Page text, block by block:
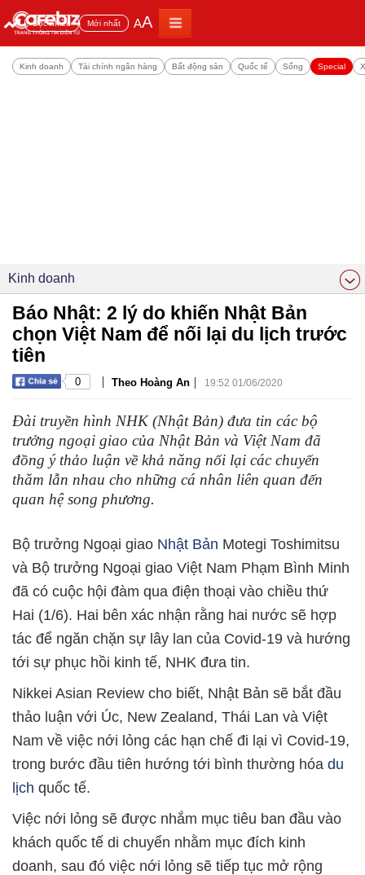
Đọc nhiều Mới nhất AA
Kinh doanh Tài chính ngân hàng Bất động sản Quốc tế Sống Special
Kinh doanh
Báo Nhật: 2 lý do khiến Nhật Bản
chọn Việt Nam để nối lại du lịch trước
tiên
0 | Theo Hoàng An | 19:52 01/06/2020
Đài truyền hình NHK (Nhật Bản) đưa tin các bộ
trưởng ngoại giao của Nhật Bản và Việt Nam đã
đồng ý thảo luận về khả năng nối lại các chuyến
thăm lẫn nhau cho những cá nhân liên quan đến
quan hệ song phương.
Bộ trưởng Ngoại giao Nhật Bản Motegi Toshimitsu
và Bộ trưởng Ngoại giao Việt Nam Phạm Bình Minh
đã có cuộc hội đàm qua điện thoại vào chiều thứ
Hai (1/6). Hai bên xác nhận rằng hai nước sẽ hợp
tác để ngăn chặn sự lây lan của Covid-19 và hướng
tới sự phục hồi kinh tế, NHK đưa tin.
Nikkei Asian Review cho biết, Nhật Bản sẽ bắt đầu
thảo luận với Úc, New Zealand, Thái Lan và Việt
Nam về việc nới lỏng các hạn chế đi lại vì Covid-19,
trong bước đầu tiên hướng tới bình thường hóa du
lịch quốc tế.
Việc nới lỏng sẽ được nhắm mục tiêu ban đầu vào
khách quốc tế di chuyển nhằm mục đích kinh
doanh, sau đó việc nới lỏng sẽ tiếp tục mở rộng